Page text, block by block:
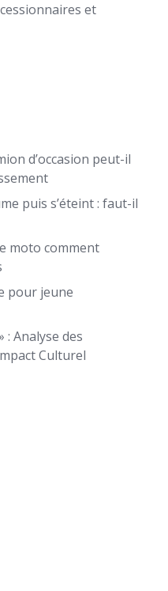
et
d’occasion peut-il
puis s’éteint : faut-il
moto comment
pour jeune
: Analyse des
Culturel